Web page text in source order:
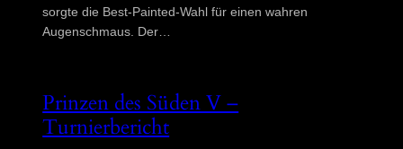
sorgte die Best-Painted-Wahl für einen wahren
Augenschmaus. Der…
Prinzen des Süden V –
Turnierbericht